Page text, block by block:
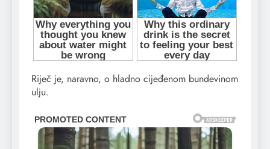
​Riječ je, naravno, o hladno cijeđenom bundevinom
ulju.